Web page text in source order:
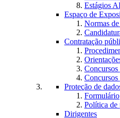
Estágios
Espaço de
Normas
Contratação
Proteção de
Formulário
Política de
Dirigentes